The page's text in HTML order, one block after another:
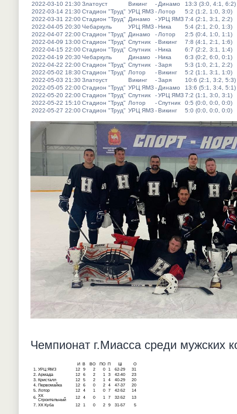
2022-03-10 21:30Златоуст Викинг - Динамо
13:3 (3:0, 4:1, 6:2)
2022-03-14 21:30Стадион "Труд" УРЦ ЯМЗ- Лотор
5:2 (1:2, 1:0, 3:0)
2022-03-31 22:00Стадион "Труд" Динамо -УРЦ ЯМЗ7:4 (2:1, 3:1, 2:2)
2022-04-05 20:30Чебаркуль УРЦ ЯМЗ-Ника
5:4 (2:1, 2:0, 1:3)
2022-04-07 22:00Стадион "Труд" Динамо - Лотор
2:5 (0:4, 1:0, 1:1)
2022-04-09 13:00Стадион "Труд" Спутник -Викинг
7:8 (4:1, 2:1, 1:6)
2022-04-15 22:00Стадион "Труд" Спутник -Ника
6:7 (2:2, 3:1, 1:4)
2022-04-19 20:30Чебаркуль Динамо -Ника
6:3 (0:2, 6:0, 0:1)
2022-04-22 22:00Стадион "Труд" Спутник -Заря
5:3 (1:0, 2:1, 2:2)
2022-05-02 18:30Стадион "Труд" Лотор -Викинг
5:2 (1:1, 3:1, 1:0)
2022-05-03 21:30Златоуст Викинг -Заря
10:6 (2:1, 3:2, 5:3)
2022-05-05 22:00Стадион "Труд" УРЦ ЯМЗ- Динамо
13:6 (5:1, 3:4, 5:1)
2022-05-20 22:00Стадион "Труд" Спутник -УРЦ ЯМЗ7:2 (1:1, 3:0, 3:1)
2022-05-22 15:10Стадион "Труд" Лотор -Спутник 0:5 (0:0, 0:0, 0:0)
2022-05-27 22:00Стадион "Труд" УРЦ ЯМЗ-Викинг 5:0 (0:0, 0:0, 0:0)
Чемпионат г.Миасса среди мужских
И В ВО ПО П Ш
О
1.
УРЦ ЯМЗ 12 9 2 0 1 62-29
31
2. Армада 12 6 2 1 3 42-40
23
3. Кристалл 12 5 2 1 4 40-29
20
4. Первомайка 12 6 0 2 4 47-37
20
5. Лотор 12 4 1 0 7 42-52
14
6. ХК
Строительный
12 4 0 1 7 32-52
13
7. ХК Куба 12 1 0 2 9 31-57 5